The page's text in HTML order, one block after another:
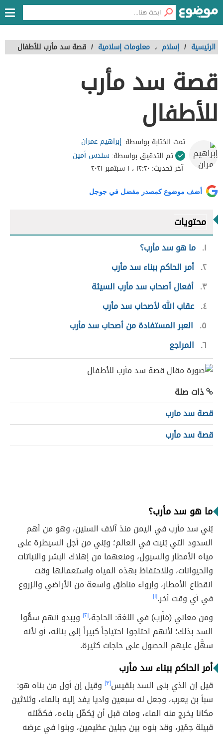
الرئيسية / إسلام ، معلومات إسلامية / قصة سد مأرب للأطفال
قصة سد مأرب
للأطفال
تمت الكتابة بواسطة:إبراهيم عمران
تم التدقيق بواسطة:سندس أمين
آخر تحديث: ١٢:٢٠ ، ١ سبتمبر ٢٠٢١
أضف موضوع كمصدر مفضل في جوجل
محتويات
١ ما هو سد مأرب؟
٢ أمر الحاكم ببناء سد مأرب
٣ أفعال أصحاب سد مأرب السيئة
٤ عقاب الله لأصحاب سد مأرب
٥
العبر المستفادة من أصحاب سد مأرب
٦ المراجع
ذات صلة
قصة سد مارب
قصة سد مأرب
ما هو سد مأرب؟
بُني سد مأرب في اليمن منذ آلاف السنين، وهو من أهم
السدود التي بُنيت في العالم؛ وبُني من أجل السيطرة على
مياه الأمطار والسيول، ومنعهما من إهلاك البشر والنباتات
والحيوانات، وللاحتفاظ بهذه المياه واستعمالها وقت
انقطاع الأمطار، وإرواء مناطق واسعة من الأراضي والزروع
في أي وقت آخر.[١]
ومن معاني (مَأْرَب) في اللغة: الحاجة،[٢]
ويبدو أنهم سمُّوا
السد بذلك؛ لأنهم احتاجوا احتياجاً كبيراً إلى بنائه، أو لأنه
سهَّل عليهم الحصول على حاجات كثيرة.
أمر الحاكم ببناء سد مأرب
قيل إن الذي بنى السد بلقيس[٣]
وقيل إن أول من بناه هو:
سبأ بن يعرب، وجعل له سبعين واديا يفد إليه بالماء، وثلاثين
مكانا يخرج منه الماء، ومات قبل أن يُكمِّل بناءه، فكمَّلته
قبيلة حِمْيَر، وقد بنوه بين جبلين عظيمين، وبنوا في عرضه